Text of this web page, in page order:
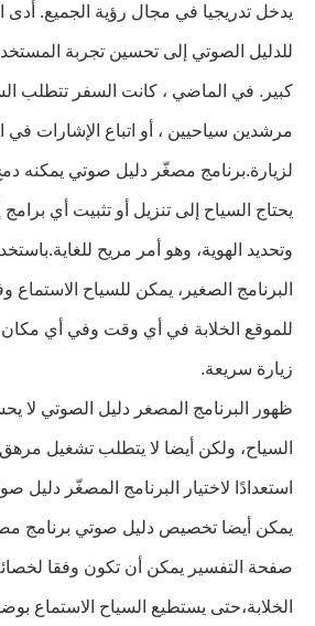
يدخل تدريجيا في مجال رؤية الجميع. أدى
للدليل الصوتي إلى تحسين تجربة
كبير. في الماضي ، كانت السفر تتطلب
مرشدين سياحيين ، أو اتباع الإشارات في
لزيارة.برنامج مصغّر دليل صوتي يمكنه
يحتاج السياح إلى تنزيل أو تثبيت أي
وتحديد الهوية، وهو أمر مريح
البرنامج الصغير، يمكن للسياح الاستماع
للموقع الخلابة في أي وقت وفي أي
زيارة سريعة.
ظهور البرنامج المصغر دليل الصوتي لا
السياح، ولكن أيضا لا يتطلب تشغيل
استعدادًا لاختيار البرنامج المصغّر دليل
يمكن أيضا تخصيص دليل صوتي برنامج
صفحة التفسير يمكن أن تكون وفقا
الخلابة،حتى يستطيع السياح الاستماع